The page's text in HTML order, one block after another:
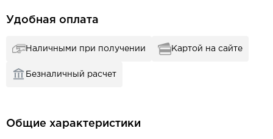
Удобная оплата
Наличными при получении Картой на сайте
Безналичный расчет
Общие характеристики